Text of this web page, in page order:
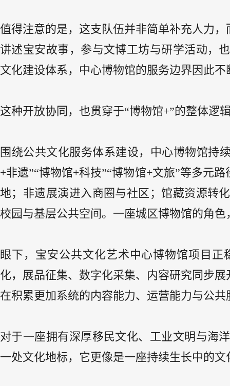
值得注意的是，这支队伍并非简单补充人力
讲述宝安故事，参与文博工坊与研学活动，
文化建设体系，中心博物馆的服务边界因此不
这种开放协同，也贯穿于“博物馆+”的整体逻
围绕公共文化服务体系建设，中心博物馆持
+非遗”“博物馆+科技”“博物馆+文旅”等多元
地；非遗展演进入商圈与社区；馆藏资源转
校园与基层公共空间。一座城区博物馆的角
眼下，宝安公共文化艺术中心博物馆项目
化，展品征集、数字化采集、内容研究同步
在积累更加系统的内容能力、运营能力与公共
对于一座拥有深厚移民文化、工业文明与海
一处文化地标，它更像是一座持续生长中的文